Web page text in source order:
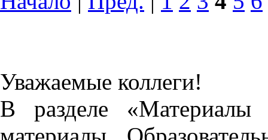
Уважаемые коллеги!
В разделе «Материалы